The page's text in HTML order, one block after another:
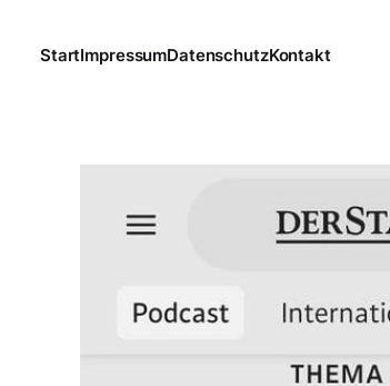
StartImpressumDatenschutzKontakt